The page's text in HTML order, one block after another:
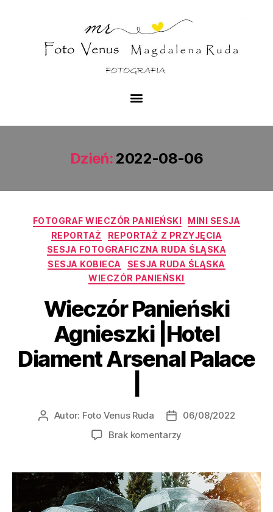
Dzień: 2022-08-06
FOTOGRAF WIECZÓR PANIEŃSKI
MINI SESJA
REPORTAŻ
REPORTAŻ Z PRZYJĘCIA
SESJA FOTOGRAFICZNA RUDA ŚLĄSKA
SESJA KOBIECA
SESJA RUDA ŚLĄSKA
WIECZÓR PANIEŃSKI
Wieczór Panieński
Agnieszki |Hotel
Diament Arsenal Palace
Autor: Foto Venus Ruda
06/08/2022
Brak komentarzy